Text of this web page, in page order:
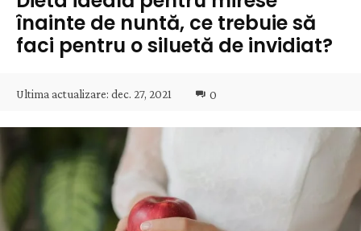
înainte de nuntă, ce trebuie să
faci pentru o siluetă de invidiat?
Ultima actualizare: dec. 27, 2021 0